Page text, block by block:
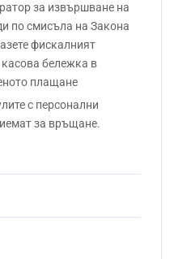
за извършване на
по смисъла на Закона
фискалният
бележка в
плащане
с персонални
за връщане.